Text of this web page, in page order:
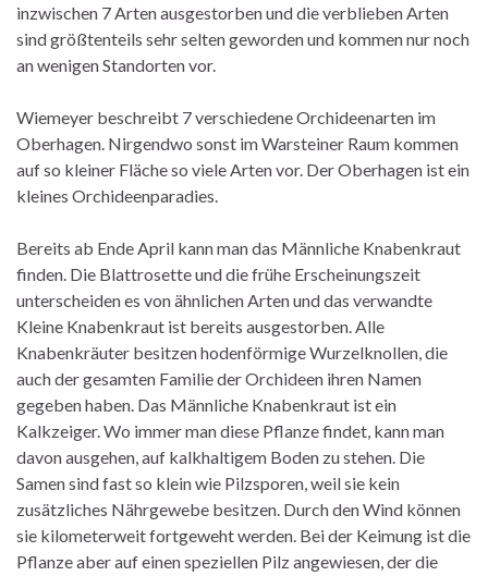
inzwischen 7 Arten ausgestorben und die verblieben Arten
sind größtenteils sehr selten geworden und kommen nur noch
an wenigen Standorten vor.
Wiemeyer beschreibt 7 verschiedene Orchideenarten im
Oberhagen. Nirgendwo sonst im Warsteiner Raum kommen
auf so kleiner Fläche so viele Arten vor. Der Oberhagen ist ein
kleines Orchideenparadies.
Bereits ab Ende April kann man das Männliche Knabenkraut
finden. Die Blattrosette und die frühe Erscheinungszeit
unterscheiden es von ähnlichen Arten und das verwandte
Kleine Knabenkraut ist bereits ausgestorben. Alle
Knabenkräuter besitzen hodenförmige Wurzelknollen, die
auch der gesamten Familie der Orchideen ihren Namen
gegeben haben. Das Männliche Knabenkraut ist ein
Kalkzeiger. Wo immer man diese Pflanze findet, kann man
davon ausgehen, auf kalkhaltigem Boden zu stehen. Die
Samen sind fast so klein wie Pilzsporen, weil sie kein
zusätzliches Nährgewebe besitzen. Durch den Wind können
sie kilometerweit fortgeweht werden. Bei der Keimung ist die
Pflanze aber auf einen speziellen Pilz angewiesen, der die